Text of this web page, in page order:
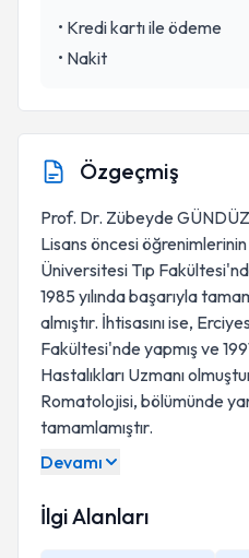
• Kredi kartı ile ödeme
• Nakit
Özgeçmiş
Prof. Dr. Zübeyde
Lisans öncesi
Üniversitesi Tıp
1985 yılında başarıyla
almıştır. İhtisasını ise,
Fakültesi'nde yapmış ve
Hastalıkları Uzmanı
Romatolojisi, bölümünde
tamamlamıştır.
Devamı
İlgi Alanları